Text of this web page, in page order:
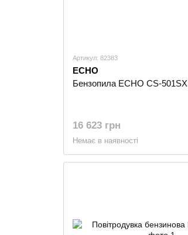
Артикул: 82383
ECHO
Бензопила ECHO CS-501SX
16 623 грн
Немає в наявності